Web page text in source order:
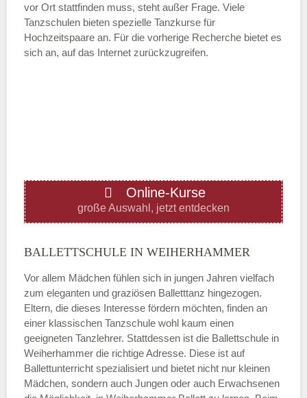
—
ÖFFNUNGSZEITEN HINZUFÜGEN
Donnerstag
—
ÖFFNUNGSZEITEN HINZUFÜGEN
Freitag
—
vor Ort stattfinden muss, steht außer Frage. Viele
Tanzschulen bieten spezielle Tanzkurse für
Hochzeitspaare an. Für die vorherige Recherche bietet es
sich an, auf das Internet zurückzugreifen.
Online-Kurse
große Auswahl, jetzt entdecken
BALLETTSCHULE IN WEIHERHAMMER
Vor allem Mädchen fühlen sich in jungen Jahren vielfach
zum eleganten und graziösen Balletttanz hingezogen.
Eltern, die dieses Interesse fördern möchten, finden an
einer klassischen Tanzschule wohl kaum einen
geeigneten Tanzlehrer. Stattdessen ist die Ballettschule in
Weiherhammer die richtige Adresse. Diese ist auf
Ballettunterricht spezialisiert und bietet nicht nur kleinen
Mädchen, sondern auch Jungen oder auch Erwachsenen